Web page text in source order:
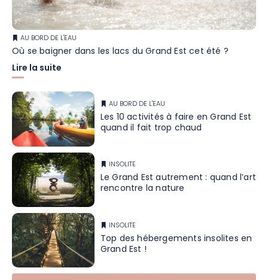
AU BORD DE L'EAU
Où se baigner dans les lacs du Grand Est cet été ?
Lire la suite
AU BORD DE L'EAU
Les 10 activités à faire en Grand Est
quand il fait trop chaud
INSOLITE
Le Grand Est autrement : quand l’art
rencontre la nature
INSOLITE
Top des hébergements insolites en
Grand Est !